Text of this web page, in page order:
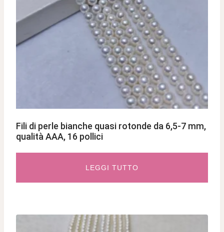
Fili di perle bianche quasi rotonde da 6,5-7 mm,
qualità AAA, 16 pollici
LEGGI TUTTO